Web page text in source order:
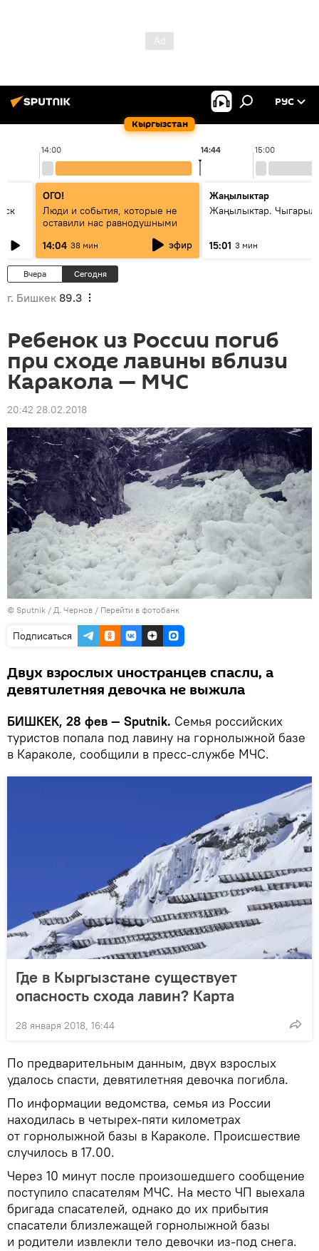
Кыргызстан
РУС
14:00 15:00
14:44
ОГО!
Люди и события, которые не
оставили нас равнодушными
14:04 38 мин эфир
Жаңылыктар
Жаңылыктар.
15:01 3 мин
Вчера Сегодня
г. Бишкек 89.3
Ребенок из России погиб
при сходе лавины вблизи
Каракола — МЧС
20:42 28.02.2018
© Sputnik / Д. Чернов / Перейти в фотобанк
Подписаться
Двух взрослых иностранцев спасли, а
девятилетняя девочка не выжила
БИШКЕК, 28 фев — Sputnik. Семья российских
туристов попала под лавину на горнолыжной базе
в Караколе, сообщили в пресс-службе МЧС.
Где в Кыргызстане существует
опасность схода лавин? Карта
28 января 2018, 16:44
По предварительным данным, двух взрослых
удалось спасти, девятилетняя девочка погибла.
По информации ведомства, семья из России
находилась в четырех-пяти километрах
от горнолыжной базы в Караколе. Происшествие
случилось в 17.00.
Через 10 минут после произошедшего сообщение
поступило спасателям МЧС. На место ЧП выехала
бригада спасателей, однако до их прибытия
спасатели близлежащей горнолыжной базы
и родители извлекли тело девочки из-под снега.